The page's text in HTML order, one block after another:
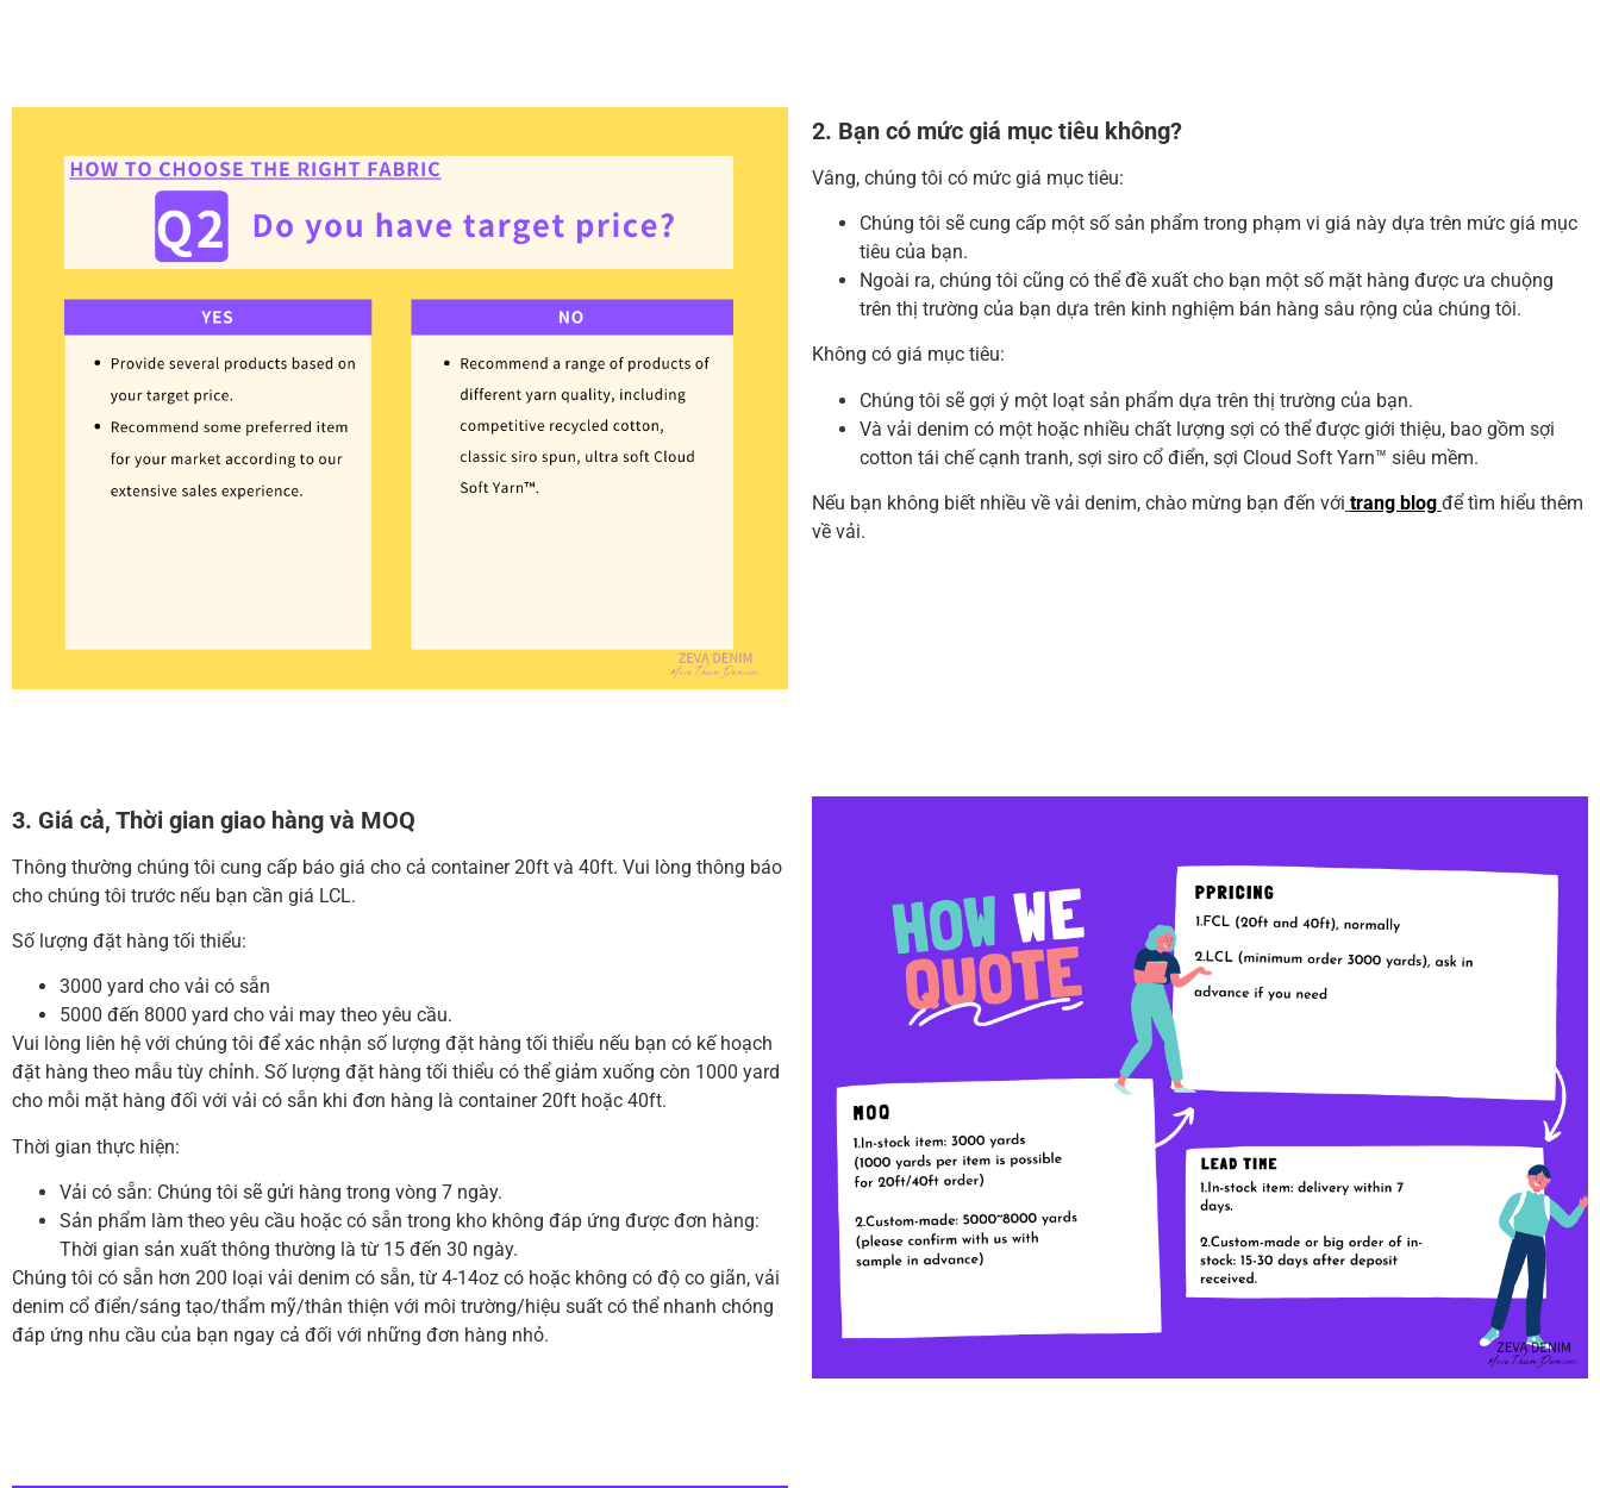
2. Bạn có mức giá mục tiêu không?
Vâng, chúng tôi có mức giá mục tiêu:
Chúng tôi sẽ cung cấp một số sản phẩm trong phạm vi giá này dựa trên mức giá mục
tiêu của bạn.
Ngoài ra, chúng tôi cũng có thể đề xuất cho bạn một số mặt hàng được ưa chuộng
trên thị trường của bạn dựa trên kinh nghiệm bán hàng sâu rộng của chúng tôi.
Không có giá mục tiêu:
Chúng tôi sẽ gợi ý một loạt sản phẩm dựa trên thị trường của bạn.
Và vải denim có một hoặc nhiều chất lượng sợi có thể được giới thiệu, bao gồm sợi
cotton tái chế cạnh tranh, sợi siro cổ điển, sợi Cloud Soft Yarn™ siêu mềm.
Nếu bạn không biết nhiều về vải denim, chào mừng bạn đến với trang blog để tìm hiểu thêm
về vải.
3. Giá cả, Thời gian giao hàng và MOQ
Thông thường chúng tôi cung cấp báo giá cho cả container 20ft và 40ft. Vui lòng thông báo
cho chúng tôi trước nếu bạn cần giá LCL.
Số lượng đặt hàng tối thiểu:
3000 yard cho vải có sẵn
5000 đến 8000 yard cho vải may theo yêu cầu.
Vui lòng liên hệ với chúng tôi để xác nhận số lượng đặt hàng tối thiểu nếu bạn có kế hoạch
đặt hàng theo mẫu tùy chỉnh. Số lượng đặt hàng tối thiểu có thể giảm xuống còn 1000 yard
cho mỗi mặt hàng đối với vải có sẵn khi đơn hàng là container 20ft hoặc 40ft.
Thời gian thực hiện:
Vải có sẵn: Chúng tôi sẽ gửi hàng trong vòng 7 ngày.
Sản phẩm làm theo yêu cầu hoặc có sẵn trong kho không đáp ứng được đơn hàng:
Thời gian sản xuất thông thường là từ 15 đến 30 ngày.
Chúng tôi có sẵn hơn 200 loại vải denim có sẵn, từ 4-14oz có hoặc không có độ co giãn, vải
denim cổ điển/sáng tạo/thẩm mỹ/thân thiện với môi trường/hiệu suất có thể nhanh chóng
đáp ứng nhu cầu của bạn ngay cả đối với những đơn hàng nhỏ.